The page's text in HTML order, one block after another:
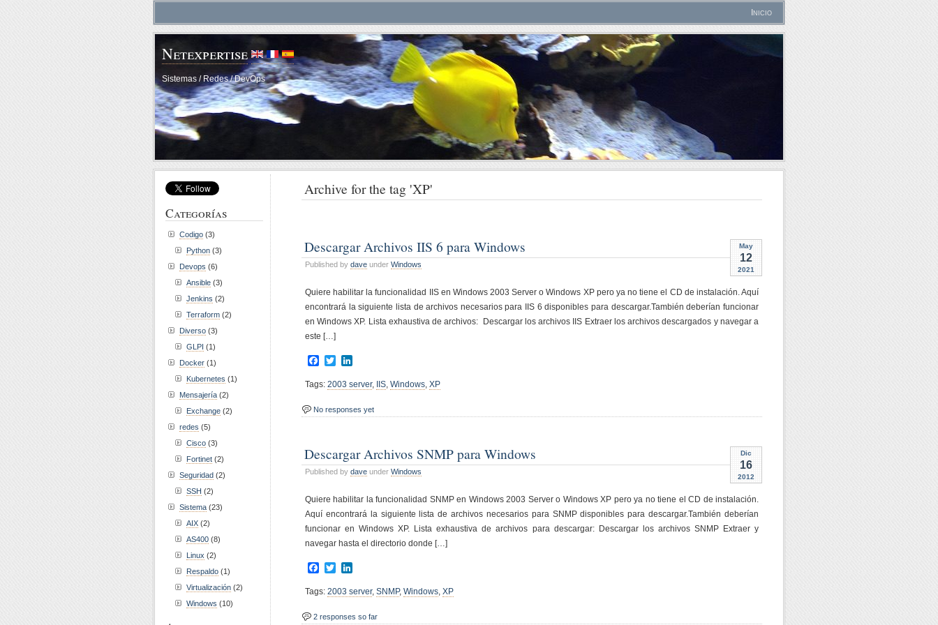
Inicio
Netexpertise
Sistemas / Redes / DevOps
Archive for the tag 'XP'
May
12
2021
Descargar Archivos IIS 6 para Windows
Published by dave under Windows
Quiere habilitar la funcionalidad IIS en Windows 2003 Server o Windows XP pero ya no tiene el CD de instalación. Aquí
encontrará la siguiente lista de archivos necesarios para IIS 6 disponibles para descargar.También deberían funcionar
en Windows XP. Lista exhaustiva de archivos: Descargar los archivos IIS Extraer los archivos descargados y navegar a
este […]
Facebook
Twitter
Tags: 2003 server, IIS, Windows, XP
No responses yet
Dic
16
2012
Descargar Archivos SNMP para Windows
Published by dave under Windows
Quiere habilitar la funcionalidad SNMP en Windows 2003 Server o Windows XP pero ya no tiene el CD de instalación.
Aquí encontrará la siguiente lista de archivos necesarios para SNMP disponibles para descargar.También deberían
funcionar en Windows XP. Lista exhaustiva de archivos para descargar: Descargar los archivos SNMP Extraer y
navegar hasta el directorio donde […]
Facebook
Twitter
Tags: 2003 server, SNMP, Windows XP
2 responses so far
Categorías
Codigo (3)
Python (3)
Devops (6)
Ansible (3)
Jenkins (2)
Terraform (2)
Diverso (3)
GLPI (1)
Docker (1)
Kubernetes (1)
Mensajería (2)
Exchange (2)
redes (5)
Cisco (3)
Fortinet (2)
Seguridad (2)
SSH (2)
Sistema (23)
AIX (2)
AS400 (8)
Linux (2)
Respaldo (1)
Virtualización (2)
Windows (10)